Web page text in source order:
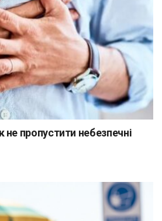
не пропустити небезпечні